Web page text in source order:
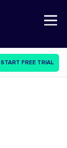
Open Nav
START FREE TRIAL